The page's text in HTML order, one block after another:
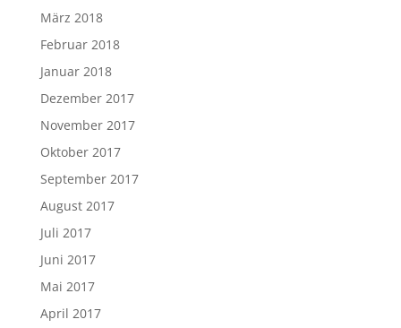
März 2018
Februar 2018
Januar 2018
Dezember 2017
November 2017
Oktober 2017
September 2017
August 2017
Juli 2017
Juni 2017
Mai 2017
April 2017